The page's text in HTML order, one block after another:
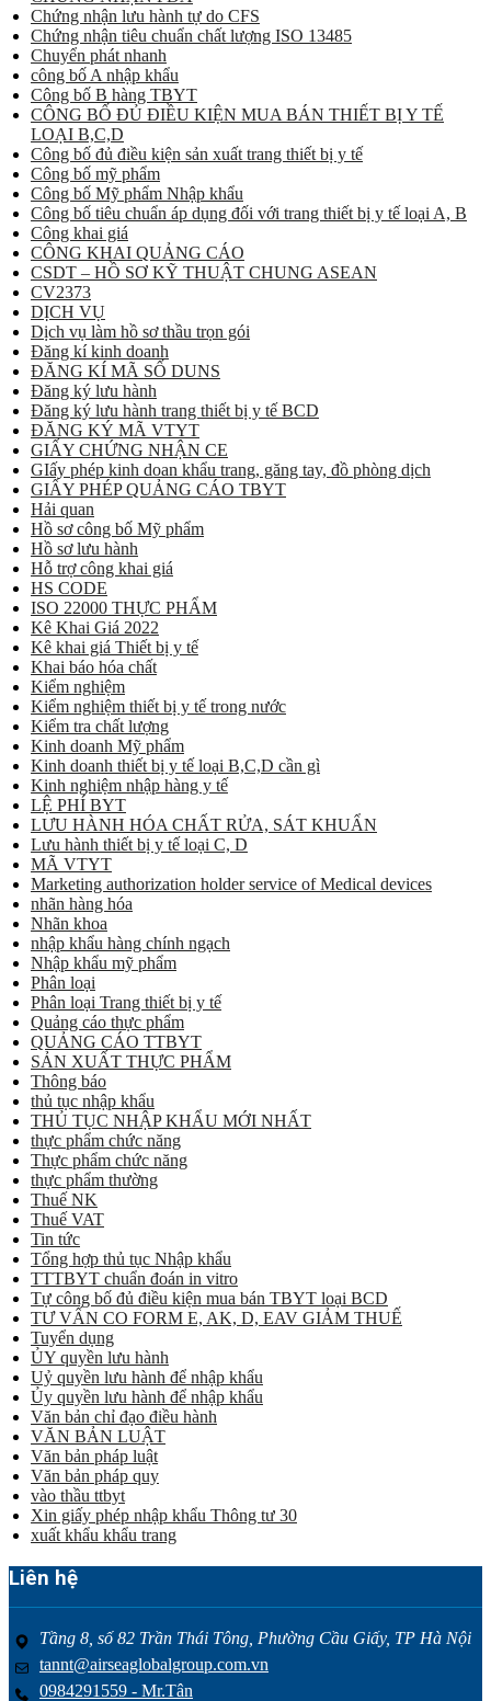
Chứng nhận lưu hành tự do CFS
Chứng nhận tiêu chuẩn chất lượng ISO 13485
Chuyển phát nhanh
công bố A nhập khẩu
Công bố B hàng TBYT
CÔNG BỐ ĐỦ ĐIỀU KIỆN MUA BÁN THIẾT BỊ Y TẾ
LOẠI B,C,D
Công bố đủ điều kiện sản xuất trang thiết bị y tế
Công bố mỹ phẩm
Công bố Mỹ phẩm Nhập khẩu
Công bố tiêu chuẩn áp dụng đối với trang thiết bị y tế loại A, B
Công khai giá
CÔNG KHAI QUẢNG CÁO
CSDT – HỒ SƠ KỸ THUẬT CHUNG ASEAN
CV2373
DỊCH VỤ
Dịch vụ làm hồ sơ thầu trọn gói
Đăng kí kinh doanh
ĐĂNG KÍ MÃ SỐ DUNS
Đăng ký lưu hành
Đăng ký lưu hành trang thiết bị y tế BCD
ĐĂNG KÝ MÃ VTYT
GIẤY CHỨNG NHẬN CE
GIấy phép kinh doan khẩu trang, găng tay, đồ phòng dịch
GIẤY PHÉP QUẢNG CÁO TBYT
Hải quan
Hồ sơ công bố Mỹ phẩm
Hồ sơ lưu hành
Hỗ trợ công khai giá
HS CODE
ISO 22000 THỰC PHẨM
Kê Khai Giá 2022
Kê khai giá Thiết bị y tế
Khai báo hóa chất
Kiểm nghiệm
Kiểm nghiệm thiết bị y tế trong nước
Kiểm tra chất lượng
Kinh doanh Mỹ phẩm
Kinh doanh thiết bị y tế loại B,C,D cần gì
Kinh nghiệm nhập hàng y tế
LỆ PHÍ BYT
LƯU HÀNH HÓA CHẤT RỬA, SÁT KHUẨN
Lưu hành thiết bị y tế loại C, D
MÃ VTYT
Marketing authorization holder service of Medical devices
nhãn hàng hóa
Nhãn khoa
nhập khẩu hàng chính ngạch
Nhập khẩu mỹ phẩm
Phân loại
Phân loại Trang thiết bị y tế
Quảng cáo thực phẩm
QUẢNG CÁO TTBYT
SẢN XUẤT THỰC PHẨM
Thông báo
thủ tục nhập khẩu
THỦ TỤC NHẬP KHẨU MỚI NHẤT
thực phẩm chức năng
Thực phẩm chức năng
thực phẩm thường
Thuế NK
Thuế VAT
Tin tức
Tổng hợp thủ tục Nhập khẩu
TTTBYT chuẩn đoán in vitro
Tự công bố đủ điều kiện mua bán TBYT loại BCD
TƯ VẤN CO FORM E, AK, D, EAV GIẢM THUẾ
Tuyển dụng
ỦY quyền lưu hành
Uỷ quyền lưu hành để nhập khẩu
Ủy quyền lưu hành để nhập khẩu
Văn bản chỉ đạo điều hành
VĂN BẢN LUẬT
Văn bản pháp luật
Văn bản pháp quy
vào thầu ttbyt
Xin giấy phép nhập khẩu Thông tư 30
xuất khẩu khẩu trang
Liên hệ
Tầng 8, số 82 Trần Thái Tông, Phường Cầu Giấy, TP Hà Nội
tannt@airseaglobalgroup.com.vn
0984291559 - Mr.Tân